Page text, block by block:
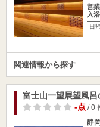
営
入
日
関連情報から探す
富士山一望展望風
-点/ 0
静